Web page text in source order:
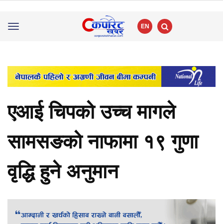
Toggle
EN
एआई चिपको उच्च मागले
सामसङको नाफामा १९ गुणा
वृद्धि हुने अनुमान